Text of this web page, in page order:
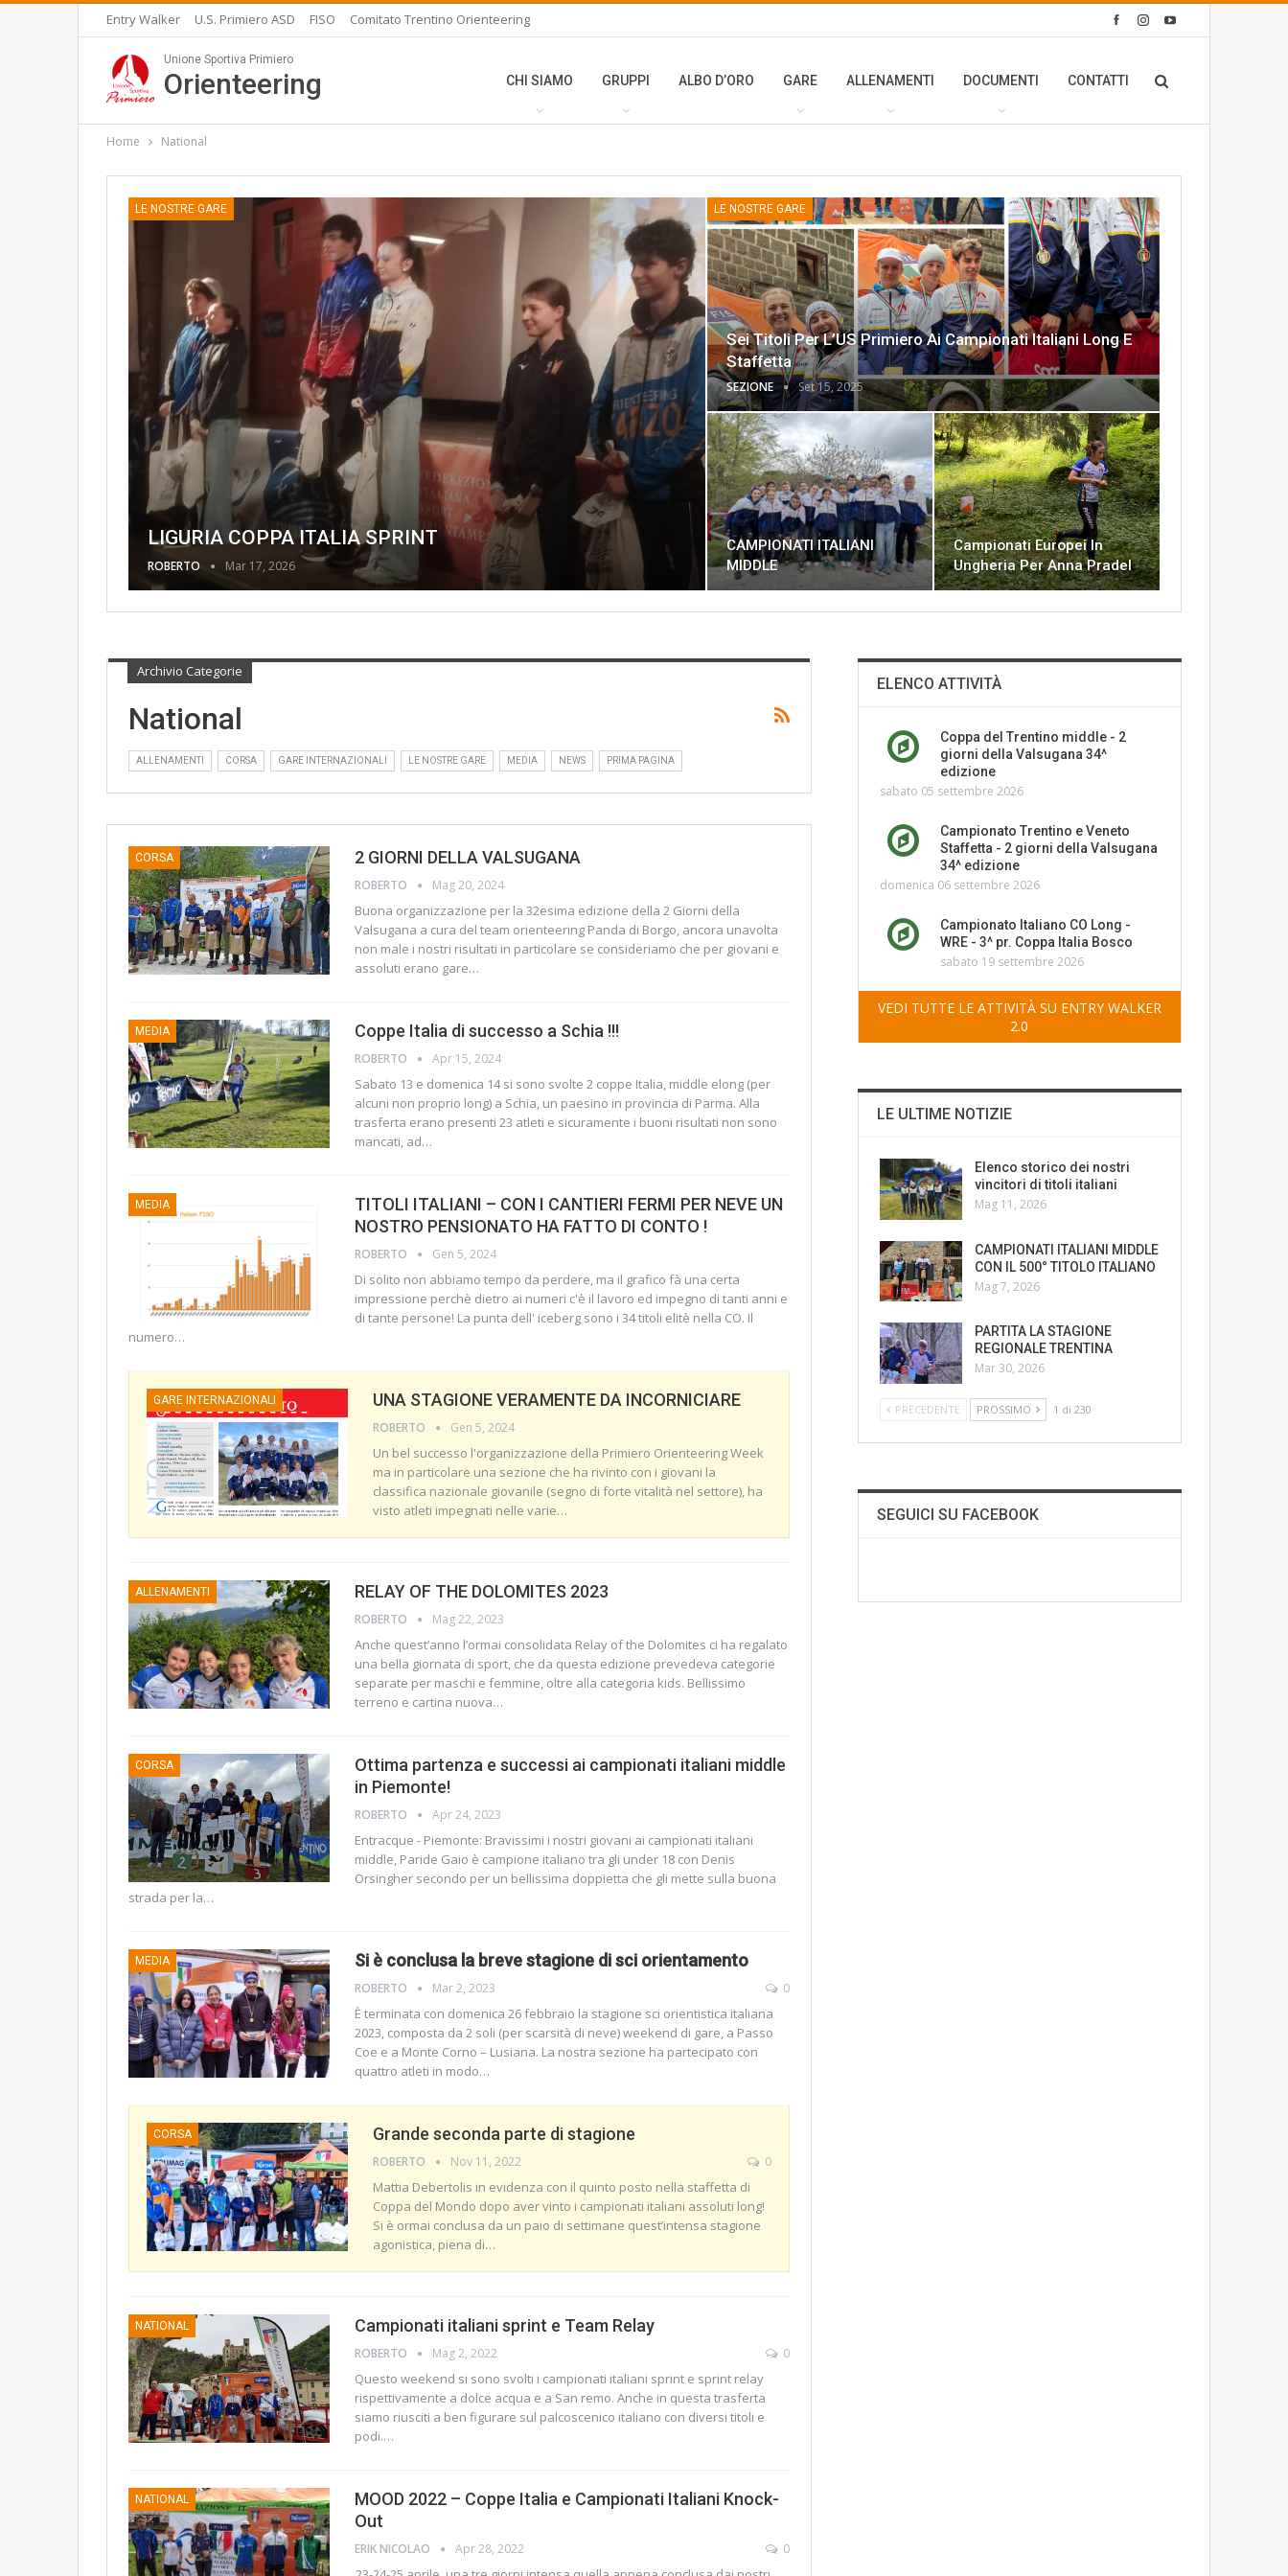
Entry Walker U.S. Primiero ASD FISO Comitato Trentino Orienteering
Unione Sportiva Primiero
Orienteering CHI SIAMO GRUPPI ALBO D’ORO GARE ALLENAMENTI DOCUMENTI CONTATTI
Home National
LE NOSTRE GARE
LIGURIA COPPA ITALIA SPRINT
ROBERTO Mar 17, 2026
LE NOSTRE GARE
Sei Titoli Per L’US Primiero Ai Campionati Italiani Long E
Staffetta
SEZIONE Set 15, 2025
CAMPIONATI ITALIANI
MIDDLE
Campionati Europei In
Ungheria Per Anna Pradel
Archivio Categorie
National
ALLENAMENTI CORSA GARE INTERNAZIONALI LE NOSTRE GARE MEDIA NEWS PRIMA PAGINA
CORSA 2 GIORNI DELLA VALSUGANA
ROBERTO Mag 20, 2024
Buona organizzazione per la 32esima edizione della 2 Giorni della
Valsugana a cura del team orienteering Panda di Borgo, ancora unavolta
non male i nostri risultati in particolare se consideriamo che per giovani e
assoluti erano gare…
MEDIA Coppe Italia di successo a Schia !!!
ROBERTO Apr 15, 2024
Sabato 13 e domenica 14 si sono svolte 2 coppe Italia, middle elong (per
alcuni non proprio long) a Schia, un paesino in provincia di Parma. Alla
trasferta erano presenti 23 atleti e sicuramente i buoni risultati non sono
mancati, ad…
MEDIA
TITOLI ITALIANI – CON I CANTIERI FERMI PER NEVE UN
NOSTRO PENSIONATO HA FATTO DI CONTO !
ROBERTO Gen 5, 2024
Di solito non abbiamo tempo da perdere, ma il grafico fà una certa
impressione perchè dietro ai numeri c'è il lavoro ed impegno di tanti anni e
di tante persone! La punta dell' iceberg sono i 34 titoli elitè nella CO. Il
numero…
GARE INTERNAZIONALI UNA STAGIONE VERAMENTE DA INCORNICIARE
ROBERTO Gen 5, 2024
Un bel successo l'organizzazione della Primiero Orienteering Week
ma in particolare una sezione che ha rivinto con i giovani la
classifica nazionale giovanile (segno di forte vitalità nel settore), ha
visto atleti impegnati nelle varie…
ALLENAMENTI RELAY OF THE DOLOMITES 2023
ROBERTO Mag 22, 2023
Anche quest’anno l’ormai consolidata Relay of the Dolomites ci ha regalato
una bella giornata di sport, che da questa edizione prevedeva categorie
separate per maschi e femmine, oltre alla categoria kids. Bellissimo
terreno e cartina nuova…
CORSA
Ottima partenza e successi ai campionati italiani middle
in Piemonte!
ROBERTO Apr 24, 2023
Entracque - Piemonte: Bravissimi i nostri giovani ai campionati italiani
middle, Paride Gaio è campione italiano tra gli under 18 con Denis
Orsingher secondo per un bellissima doppietta che gli mette sulla buona
strada per la…
MEDIA Si è conclusa la breve stagione di sci orientamento
ROBERTO Mar 2, 2023 0
È terminata con domenica 26 febbraio la stagione sci orientistica italiana
2023, composta da 2 soli (per scarsità di neve) weekend di gare, a Passo
Coe e a Monte Corno – Lusiana. La nostra sezione ha partecipato con
quattro atleti in modo…
CORSA Grande seconda parte di stagione
ROBERTO Nov 11, 2022 0
Mattia Debertolis in evidenza con il quinto posto nella staffetta di
Coppa del Mondo dopo aver vinto i campionati italiani assoluti long!
Si è ormai conclusa da un paio di settimane quest’intensa stagione
agonistica, piena di…
NATIONAL Campionati italiani sprint e Team Relay
ROBERTO Mag 2, 2022 0
Questo weekend si sono svolti i campionati italiani sprint e sprint relay
rispettivamente a dolce acqua e a San remo. Anche in questa trasferta
siamo riusciti a ben figurare sul palcoscenico italiano con diversi titoli e
podi.…
NATIONAL
MOOD 2022 – Coppe Italia e Campionati Italiani Knock-
Out
ERIK NICOLAO Apr 28, 2022 0
ELENCO ATTIVITÀ
Coppa del Trentino middle - 2
giorni della Valsugana 34^
edizione
sabato 05 settembre 2026
Campionato Trentino e Veneto
Staffetta - 2 giorni della Valsugana
34^ edizione
domenica 06 settembre 2026
Campionato Italiano CO Long -
WRE - 3^ pr. Coppa Italia Bosco
sabato 19 settembre 2026
VEDI TUTTE LE ATTIVITÀ SU ENTRY WALKER
2.0
LE ULTIME NOTIZIE
Elenco storico dei nostri
vincitori di titoli italiani
Mag 11, 2026
CAMPIONATI ITALIANI MIDDLE
CON IL 500° TITOLO ITALIANO
Mag 7, 2026
PARTITA LA STAGIONE
REGIONALE TRENTINA
Mar 30, 2026
PRECEDENTE PROSSIMO 1 di 230
SEGUICI SU FACEBOOK